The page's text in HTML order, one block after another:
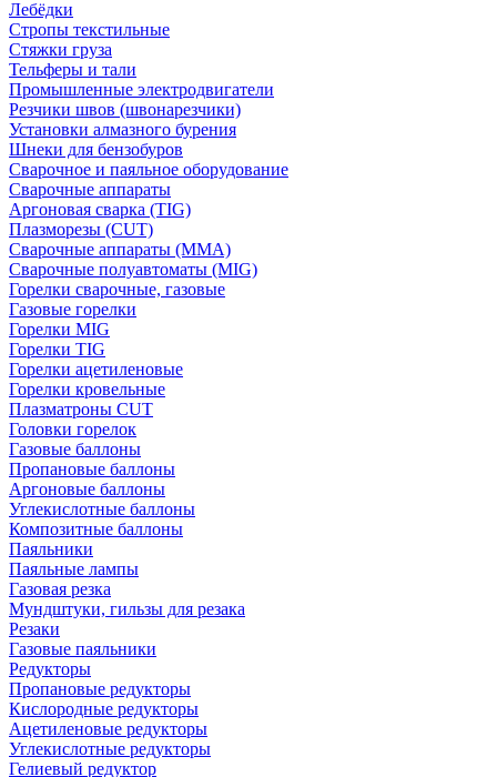
Лебёдки
Стропы текстильные
Стяжки груза
Тельферы и тали
Промышленные электродвигатели
Резчики швов (швонарезчики)
Установки алмазного бурения
Шнеки для бензобуров
Сварочное и паяльное оборудование
Сварочные аппараты
Аргоновая сварка (TIG)
Плазморезы (CUT)
Сварочные аппараты (MMA)
Сварочные полуавтоматы (MIG)
Горелки сварочные, газовые
Газовые горелки
Горелки MIG
Горелки TIG
Горелки ацетиленовые
Горелки кровельные
Плазматроны CUT
Головки горелок
Газовые баллоны
Пропановые баллоны
Аргоновые баллоны
Углекислотные баллоны
Композитные баллоны
Паяльники
Паяльные лампы
Газовая резка
Мундштуки, гильзы для резака
Резаки
Газовые паяльники
Редукторы
Пропановые редукторы
Кислородные редукторы
Ацетиленовые редукторы
Углекислотные редукторы
Гелиевый редуктор